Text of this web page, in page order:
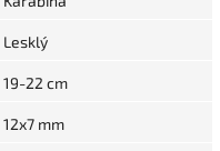
Lesklý
19-22 cm
12x7 mm